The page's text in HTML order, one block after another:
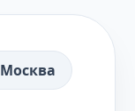
Москва